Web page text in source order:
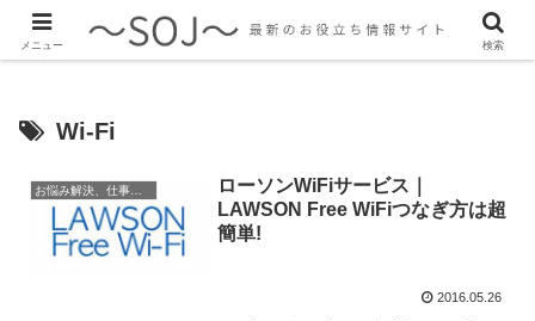
最新のトレンド情報、生活に役立つ情報をご紹介します
Wi-Fi
お悩み解決、仕事に役立つ情報
ローソンWiFiサービス｜
LAWSON Free WiFiつなぎ方は超
簡単!
2016.05.26
メニュー 検索